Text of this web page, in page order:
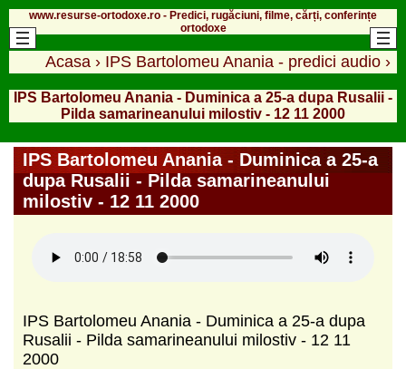
www.resurse-ortodoxe.ro - Predici, rugăciuni, filme, cărți, conferințe
ortodoxe
Acasa › IPS Bartolomeu Anania - predici audio ›
IPS Bartolomeu Anania - Duminica a 25-a dupa Rusalii -
Pilda samarineanului milostiv - 12 11 2000
IPS Bartolomeu Anania - Duminica a 25-a
dupa Rusalii - Pilda samarineanului
milostiv - 12 11 2000
IPS Bartolomeu Anania - Duminica a 25-a dupa
Rusalii - Pilda samarineanului milostiv - 12 11
2000